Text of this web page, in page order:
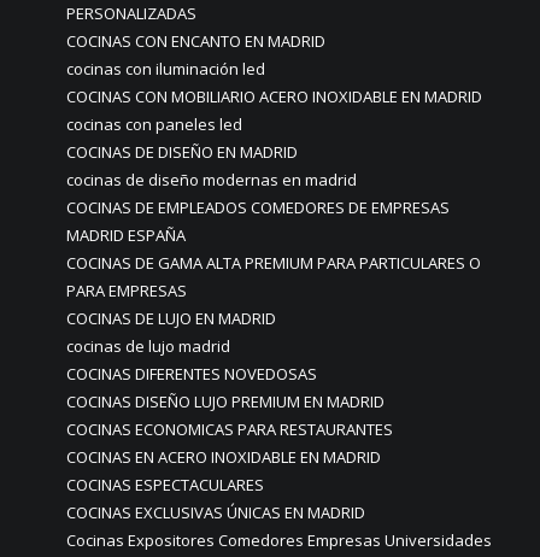
PERSONALIZADAS
COCINAS CON ENCANTO EN MADRID
cocinas con iluminación led
COCINAS CON MOBILIARIO ACERO INOXIDABLE EN MADRID
cocinas con paneles led
COCINAS DE DISEÑO EN MADRID
cocinas de diseño modernas en madrid
COCINAS DE EMPLEADOS COMEDORES DE EMPRESAS
MADRID ESPAÑA
COCINAS DE GAMA ALTA PREMIUM PARA PARTICULARES O
PARA EMPRESAS
COCINAS DE LUJO EN MADRID
cocinas de lujo madrid
COCINAS DIFERENTES NOVEDOSAS
COCINAS DISEÑO LUJO PREMIUM EN MADRID
COCINAS ECONOMICAS PARA RESTAURANTES
COCINAS EN ACERO INOXIDABLE EN MADRID
COCINAS ESPECTACULARES
COCINAS EXCLUSIVAS ÚNICAS EN MADRID
Cocinas Expositores Comedores Empresas Universidades